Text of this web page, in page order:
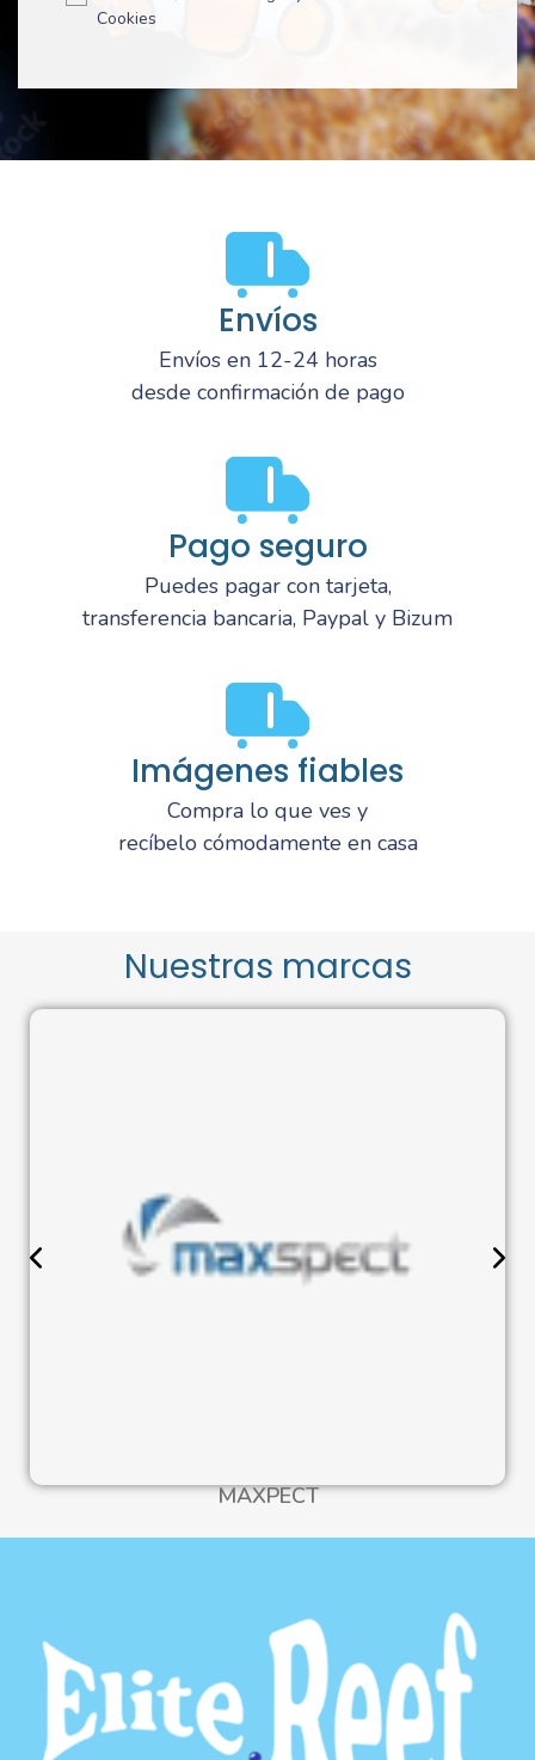
Cookies
Envíos
Envíos en 12-24 horas
desde confirmación de pago
Pago seguro
Puedes pagar con tarjeta,
transferencia bancaria, Paypal y Bizum
Imágenes fiables
Compra lo que ves y
recíbelo cómodamente en casa
Nuestras marcas
MAXPECT